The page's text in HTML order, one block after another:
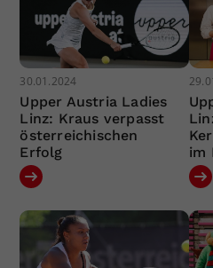
30.01.2024
Upper Austria Ladies
Linz: Kraus verpasst
österreichischen
Erfolg
im